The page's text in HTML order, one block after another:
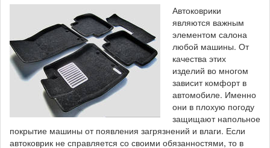
Автоковрики
являются важным
элементом салона
любой машины. От
качества этих
изделий во многом
зависит комфорт в
автомобиле. Именно
они в плохую погоду
защищают напольное
покрытие машины от появления загрязнений и влаги. Если
автоковрик не справляется со своими обязанностями, то в